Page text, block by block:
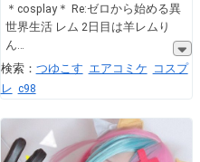
＊cosplay＊ Re:ゼロから始める異
世界生活 レム 2日目は羊レムり
ん
検索： つゆこす エアコミケ コスプ
レ c98